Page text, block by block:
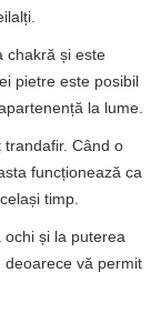
chakră și este
pietre este posibil
la lume.
Când o
funcționează ca
timp.
și la puterea
deoarece vă permit